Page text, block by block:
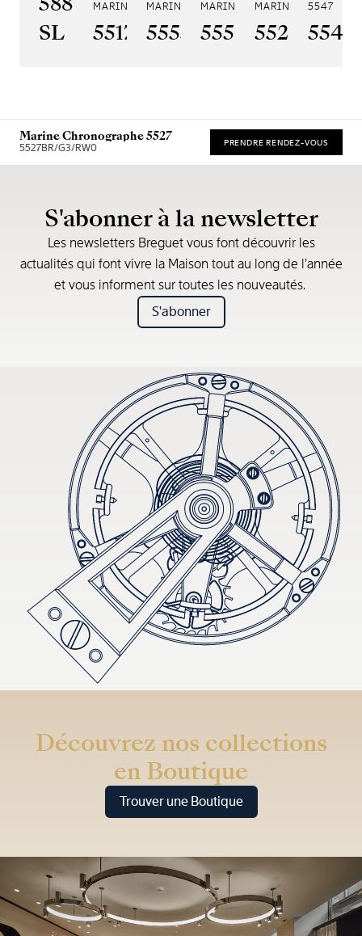
SL
MARINE 5517
5517BR/Y2/9ZU
MARINE HORA MUNDI 5555
5555BH/YS/9WV
MARINE HORA MUNDI 5557
5557BR/YS/
MARINE
5527BR/
5547
Marine Chronographe 5527
5527BR/G3/RW0 PRENDRE RENDEZ-VOUS
S'abonner à la newsletter
Les newsletters Breguet vous font découvrir les
actualités qui font vivre la Maison tout au long de l’année
et vous informent sur toutes les nouveautés.
S'abonner
Découvrez nos collections
en Boutique
Trouver une Boutique